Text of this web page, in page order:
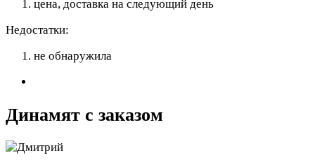
цена, доставка на следующий день
Недостатки:
не обнаружила
Динамят с заказом